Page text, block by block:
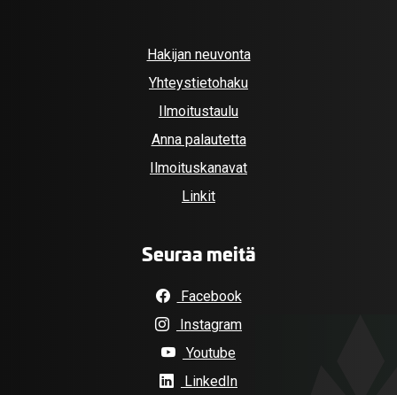
Hakijan neuvonta
Yhteystietohaku
Ilmoitustaulu
Anna palautetta
Ilmoituskanavat
Linkit
Seuraa meitä
Facebook
Instagram
Youtube
LinkedIn